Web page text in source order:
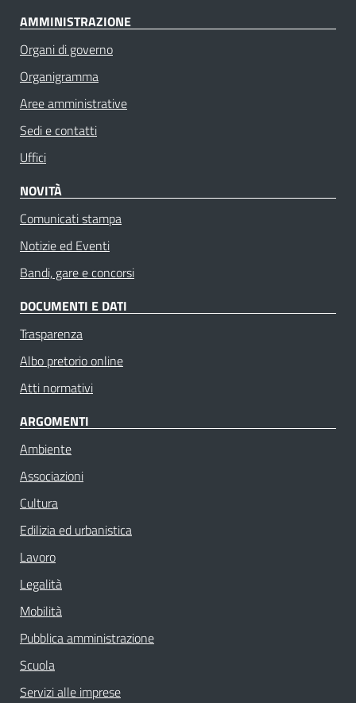
AMMINISTRAZIONE
Organi di governo
Organigramma
Aree amministrative
Sedi e contatti
Uffici
NOVITÀ
Comunicati stampa
Notizie ed Eventi
Bandi, gare e concorsi
DOCUMENTI E DATI
Trasparenza
Albo pretorio online
Atti normativi
ARGOMENTI
Ambiente
Associazioni
Cultura
Edilizia ed urbanistica
Lavoro
Legalità
Mobilità
Pubblica amministrazione
Scuola
Servizi alle imprese